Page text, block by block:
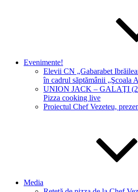
Evenimente!
Elevii CN „Gabarabet
în cadrul săptămânii „Şcoala
UNION JACK – GALAŢI
Pizza cooking live
Proiectul Chef Vezeteu,
Media